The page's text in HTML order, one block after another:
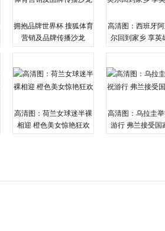
拥抱品牌世界杯 搜狐体育
营销及品牌传播沙龙
高清图：西班牙
尔回到家乡 享英
高清图：荷兰女球迷半裸
相迎 橙色美女惊艳狂欢
高清图：乌拉圭
游行 弗兰接受国